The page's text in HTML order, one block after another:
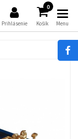
Prihlásenie
0
Košík Menu